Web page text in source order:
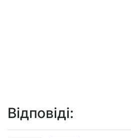
Відповіді: